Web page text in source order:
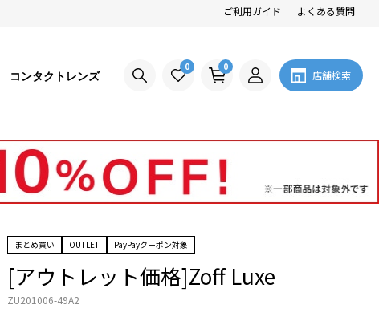
ご利用ガイド よくある質問
コンタクトレンズ
0 0
店舗検索
まとめ買い OUTLET PayPayクーポン対象
[アウトレット価格]Zoff Luxe
ZU201006-49A2